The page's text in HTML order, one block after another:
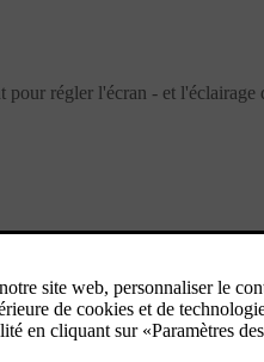
régler l'écran - et